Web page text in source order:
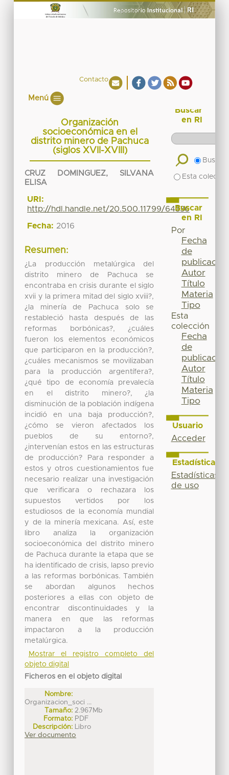
Contacto
Menú
Organización
socioeconómica en el
distrito minero de Pachuca
(siglos XVII-XVIII)
CRUZ DOMINGUEZ, SILVANA
ELISA
URI:
http://hdl.handle.net/20.500.11799/64336
Fecha: 2016
Resumen:
¿La producción metalúrgica del
distrito minero de Pachuca se
encontraba en crisis durante el siglo
xvii y la primera mitad del siglo xviii?,
¿la minería de Pachuca solo se
restableció hasta después de las
reformas borbónicas?, ¿cuáles
fueron los elementos económicos
que participaron en la producción?,
¿cuáles mecanismos se movilizaban
para la producción argentífera?,
¿qué tipo de economía prevalecía
en el distrito minero?, ¿la
disminución de la población indígena
incidió en una baja producción?,
¿cómo se vieron afectados los
pueblos de su entorno?,
¿intervenían estos en las estructuras
de producción? Para responder a
estos y otros cuestionamientos fue
necesario realizar una investigación
que verificara o rechazara los
supuestos vertidos por los
estudiosos de la economía mundial
y de la minería mexicana. Así, este
libro analiza la organización
socioeconómica del distrito minero
de Pachuca durante la etapa que se
ha identificado de crisis, lapso previo
a las reformas borbónicas. También
se abordan algunos hechos
posteriores a ellas con objeto de
encontrar discontinuidades y la
manera en que las reformas
impactaron a la producción
metalúrgica.
Mostrar el registro completo del
objeto digital
Ficheros en el objeto digital
Nombre:
Organizacion_soci ...
Tamaño: 2.967Mb
Formato: PDF
Descripción: Libro
Ver documento
Buscar
en RI
Buscar
Esta
Buscar
en RI
Por
Fecha
de
publicación
Autor
Título
Materia
Tipo
Esta
colección
Fecha
de
publicación
Autor
Título
Materia
Tipo
Usuario
Acceder
Estadísticas
Estadísticas
de uso